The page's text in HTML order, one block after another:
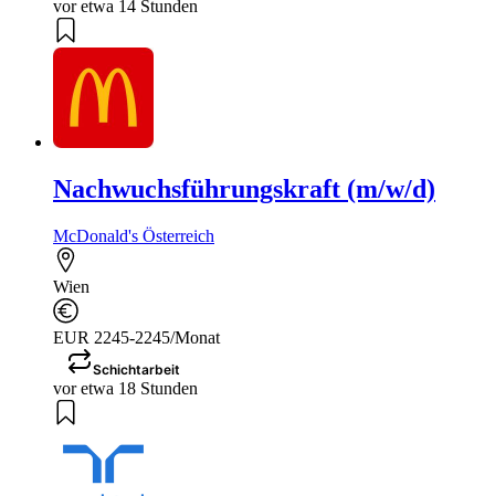
vor etwa 14 Stunden
Nachwuchsführungskraft (m/w/d)
McDonald's Österreich
Wien
EUR 2245-2245/Monat
Schichtarbeit
vor etwa 18 Stunden